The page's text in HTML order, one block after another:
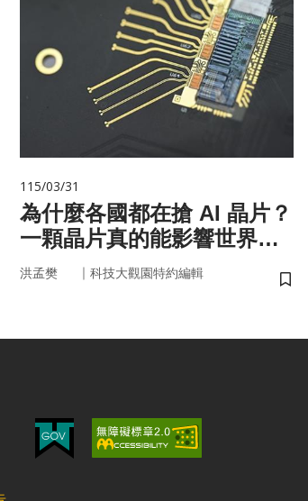
書籤
115/03/31
為什麼各國都在搶 AI 晶片？
一顆晶片真的能影響世界
嗎？
洪孟樊 ｜ 科技大觀園特約編輯
儲